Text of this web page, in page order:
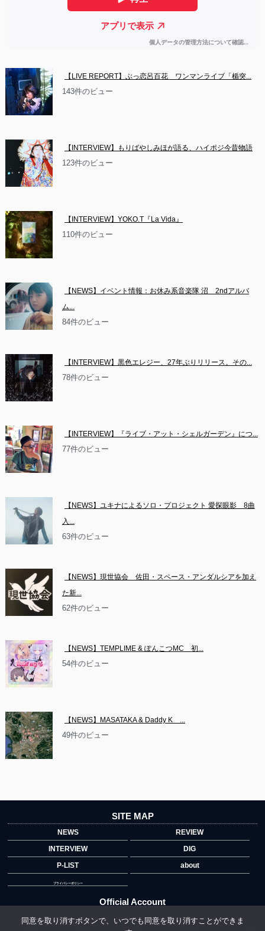
【LIVE REPORT】ぶっ恋呂百花　ワンマンライブ「楯突...
143件のビュー
【INTERVIEW】もりばやしみほが語る、ハイポジ今昔物語
123件のビュー
【INTERVIEW】YOKO.T『La Vida』
110件のビュー
【NEWS】イベント情報：お休み系音楽隊 沼　2ndアルバ
ム...
84件のビュー
【INTERVIEW】黒色エレジー、27年ぶりリリース。その...
78件のビュー
【INTERVIEW】『ライブ・アット・シェルガーデン』につ...
77件のビュー
【NEWS】ユキナによるソロ・プロジェクト 愛探眼影　8曲
入...
63件のビュー
【NEWS】現世協会　佐田・スペース・アンダルシアを加え
た新...
62件のビュー
【NEWS】TEMPLIME & ぽんこつMC　初...
54件のビュー
【NEWS】MASATAKA & Daddy K　...
49件のビュー
SITE MAP
NEWS
REVIEW
INTERVIEW
DIG
P-LIST
about
プライバシーポリシー
Official Account
同意を取り消すボタンで、いつでも同意を取り消すことができま